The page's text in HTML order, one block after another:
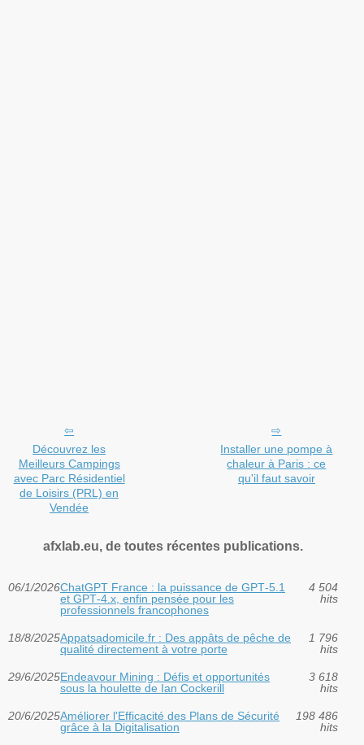
Découvrez les
Meilleurs Campings
avec Parc Résidentiel
de Loisirs (PRL) en
Vendée
Installer une pompe à
chaleur à Paris : ce
qu'il faut savoir
afxlab.eu, de toutes récentes publications.
06/1/2026ChatGPT France : la puissance de GPT‑5.1
et GPT‑4.x, enfin pensée pour les
professionnels francophones
4 504
hits
18/8/2025Appatsadomicile.fr : Des appâts de pêche de
qualité directement à votre porte
1 796
hits
29/6/2025Endeavour Mining : Défis et opportunités
sous la houlette de Ian Cockerill
3 618
hits
20/6/2025Améliorer l'Efficacité des Plans de Sécurité
grâce à la Digitalisation
198 486
hits